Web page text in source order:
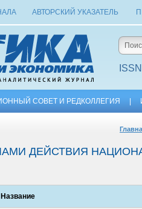
АВТОРСКИЙ УКАЗАТЕЛЬ
СОВЕТ И РЕДКОЛЛЕГИЯ
ДЕЙСТВИЯ
Название